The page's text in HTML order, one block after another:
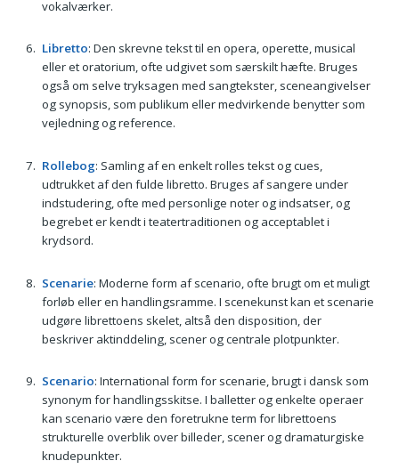
vokalværker.
Libretto: Den skrevne tekst til en opera, operette, musical
eller et oratorium, ofte udgivet som særskilt hæfte. Bruges
også om selve tryksagen med sangtekster, sceneangivelser
og synopsis, som publikum eller medvirkende benytter som
vejledning og reference.
Rollebog: Samling af en enkelt rolles tekst og cues,
udtrukket af den fulde libretto. Bruges af sangere under
indstudering, ofte med personlige noter og indsatser, og
begrebet er kendt i teatertraditionen og acceptablet i
krydsord.
Scenarie: Moderne form af scenario, ofte brugt om et muligt
forløb eller en handlingsramme. I scenekunst kan et scenarie
udgøre librettoens skelet, altså den disposition, der
beskriver aktinddeling, scener og centrale plotpunkter.
Scenario: International form for scenarie, brugt i dansk som
synonym for handlingsskitse. I balletter og enkelte operaer
kan scenario være den foretrukne term for librettoens
strukturelle overblik over billeder, scener og dramaturgiske
knudepunkter.